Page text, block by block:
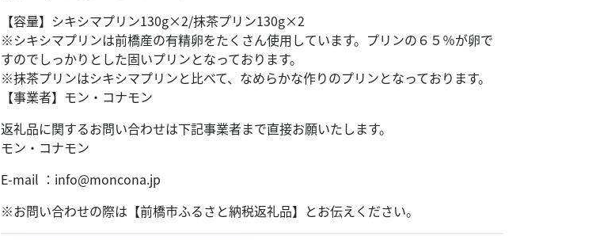
【容量】シキシマプリン130g×2/抹茶プリン130g×2
※シキシマプリンは前橋産の有精卵をたくさん使用しています。プリンの６５％が卵で
すのでしっかりとした固いプリンとなっております。
※抹茶プリンはシキシマプリンと比べて、なめらかな作りのプリンとなっております。
【事業者】モン・コナモン
返礼品に関するお問い合わせは下記事業者まで直接お願いたします。
モン・コナモン
E-mail ：info@moncona.jp
※お問い合わせの際は【前橋市ふるさと納税返礼品】とお伝えください。